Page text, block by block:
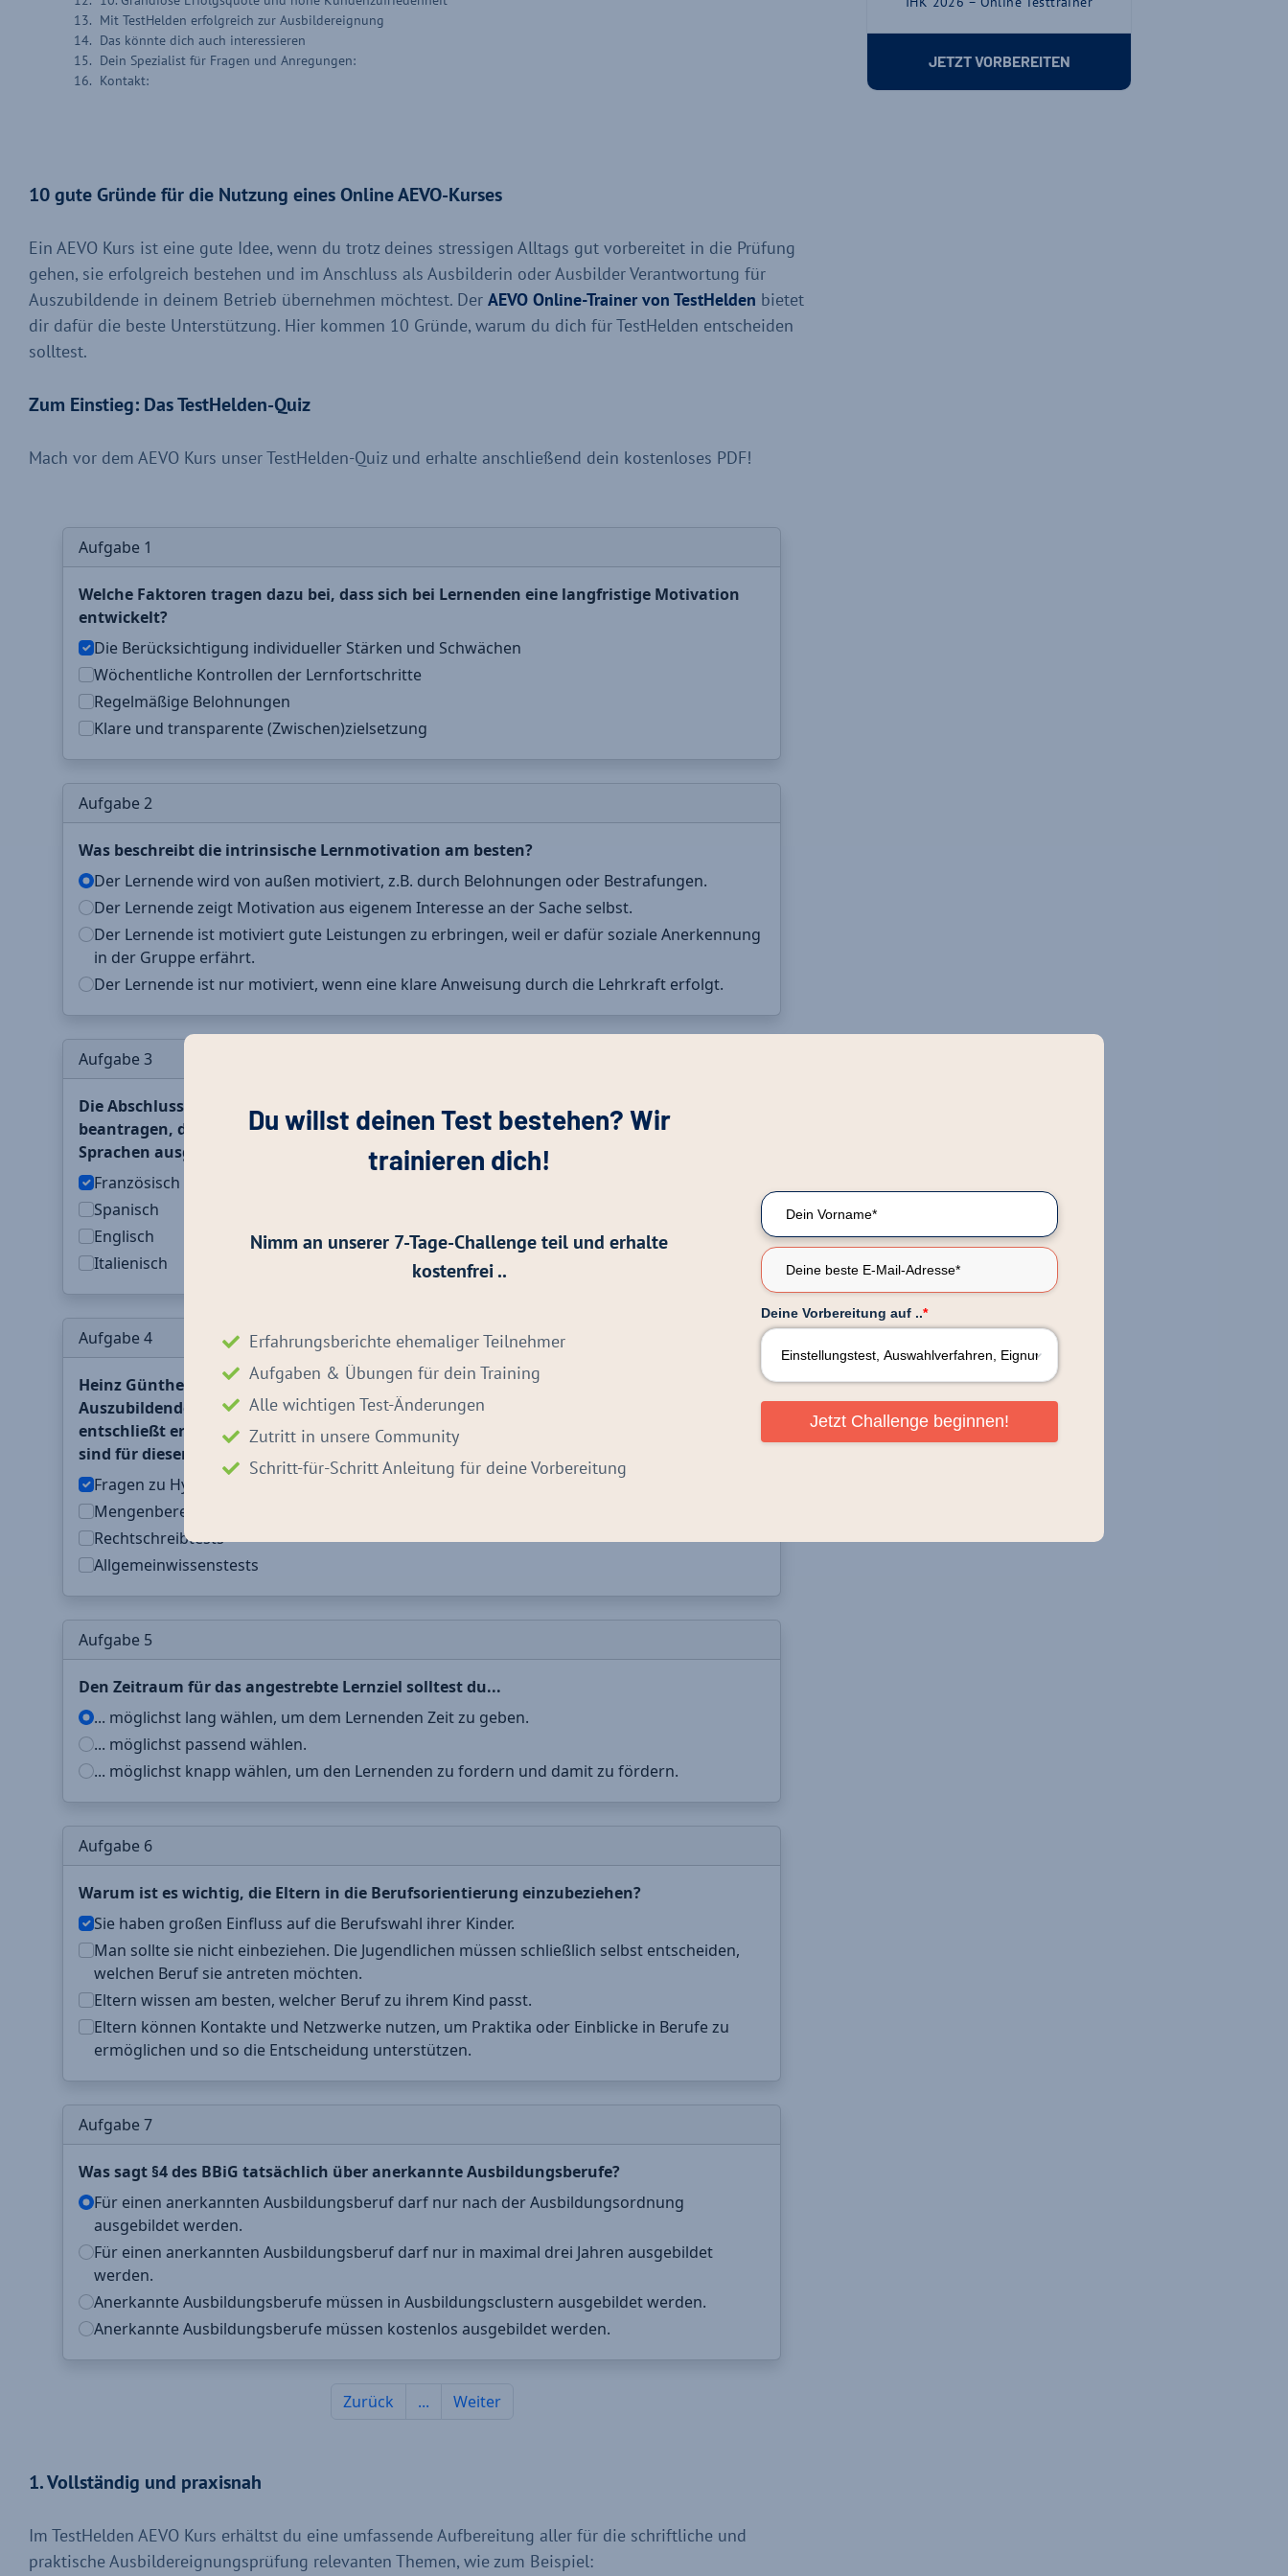
Mit TestHelden erfolgreich zur Ausbildereignung
Das könnte dich auch interessieren
Dein Spezialist für Fragen und Anregungen:
Kontakt:
10 gute Gründe für die Nutzung eines Online AEVO-Kurses
Ein AEVO Kurs ist eine gute Idee, wenn du trotz deines stressigen Alltags gut vorbereitet in die Prüfung
gehen, sie erfolgreich bestehen und im Anschluss als Ausbilderin oder Ausbilder Verantwortung für
Auszubildende in deinem Betrieb übernehmen möchtest. Der AEVO Online-Trainer von TestHelden bietet
dir dafür die beste Unterstützung. Hier kommen 10 Gründe, warum du dich für TestHelden entscheiden
solltest.
Zum Einstieg: Das TestHelden-Quiz
Mach vor dem AEVO Kurs unser TestHelden-Quiz und erhalte anschließend dein kostenloses PDF!
1. Vollständig und praxisnah
Im TestHelden AEVO Kurs erhältst du eine umfassende Aufbereitung aller für die schriftliche und
praktische Ausbildereignungsprüfung relevanten Themen, wie zum Beispiel:
JETZT VORBEREITEN
Du willst deinen Test bestehen? Wir
trainieren dich!
Nimm an unserer 7-Tage-Challenge teil und erhalte
kostenfrei ..
Erfahrungsberichte ehemaliger Teilnehmer
Aufgaben & Übungen für dein Training
Alle wichtigen Test-Änderungen
Zutritt in unsere Community
Schritt-für-Schritt Anleitung für deine Vorbereitung
Deine Vorbereitung auf ..*
Jetzt Challenge beginnen!